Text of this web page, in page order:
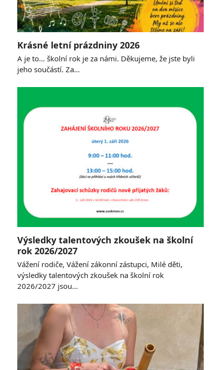
Krásné letní prázdniny 2026
A je to… školní rok je za námi. Děkujeme, že jste byli
jeho součástí. Za…
Výsledky talentových zkoušek na školní
rok 2026/2027
Vážení rodiče, Vážení zákonní zástupci, Milé děti,
výsledky talentových zkoušek na školní rok
2026/2027 jsou…